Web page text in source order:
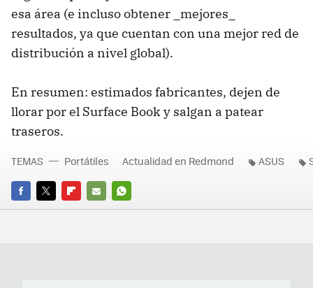
esa área (e incluso obtener _mejores_
resultados, ya que cuentan con una mejor red de
distribución a nivel global).
En resumen: estimados fabricantes, dejen de
llorar por el Surface Book y salgan a patear
traseros.
FACEBOOK
TWITTERFLIPBOARD
E-
WHATSAPP
TEMAS Portátiles Actualidad en Redmond ASUS